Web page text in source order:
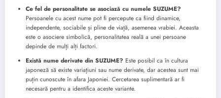
Ce fel de personalitate se asociază cu numele SUZUME?
Persoanele cu acest nume pot fi percepute ca fiind dinamice,
independente, sociabile și pline de viață, asemenea vrabiei. Aceasta
este o asociere simbolică, personalitatea reală a unei persoane
depinde de mulți alți factori.
Există nume derivate din SUZUME? Este posibil ca în cultura
japoneză să existe variațiuni sau nume derivate, dar acestea sunt mai
puțin cunoscute în afara Japoniei. Cercetarea suplimentară ar fi
necesară pentru a identifica aceste variante.